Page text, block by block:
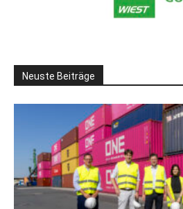
Neuste Beiträge